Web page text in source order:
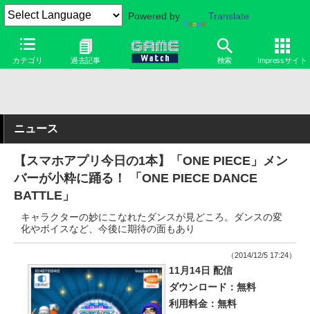
Powered by Translate
カテゴリ 過去記事 検索 Impressサイト
ニュース
【スマホアプリ今日の1本】「ONE PIECE」メン
バーが小粋に踊る！ 「ONE PIECE DANCE
BATTLE」
キャラクターの妙にこなれたダンスが見どころ。ダンスの変
化やボイスなど、今後に期待の面もあり
（2014/12/5 17:24）
11月14日 配信
ダウンロード：無料
利用料金：無料